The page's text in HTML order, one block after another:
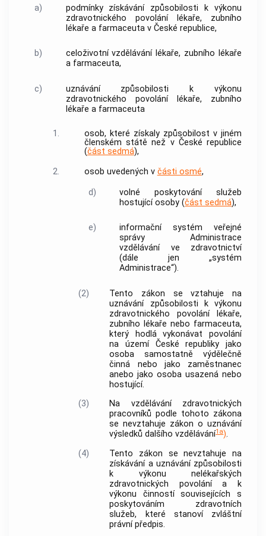
a)
podmínky získávání způsobilosti k výkonu
zdravotnického povolánílékaře, zubního
lékaře a farmaceuta v České republice,
b)
celoživotní vzdělávání lékaře, zubního lékaře
a farmaceuta,
c)
uznávání způsobilosti k výkonu
zdravotnického povolánílékaře, zubního
lékaře a farmaceuta
1.
osob, které získaly způsobilost v jiném
členském státě než v České republice
(část sedmá),
2.
osob uvedených v části osmé,
d)
volné poskytování služeb
hostující osoby (část sedmá),
e)
informační systém veřejné
správy Administrace
vzdělávání ve zdravotnictví
(dále jen „systém
Administrace“).
(2)
Tento zákon se vztahuje na
uznávání způsobilosti k výkonu
zdravotnického povolánílékaře,
zubního lékaře nebo farmaceuta,
který hodlá vykonávat povolání
na území České republiky jako
osoba samostatně výdělečně
činná nebo jako zaměstnanec
anebo jako osoba usazená nebo
hostující.
(3)
Na vzdělávání zdravotnických
pracovníků podle tohoto zákona
se nevztahuje zákon o uznávání
výsledků dalšího vzdělávání1a).
(4)
Tento zákon se nevztahuje na
získávání a uznávání způsobilosti
k výkonu nelékařských
zdravotnických povolánía k
výkonu činností souvisejících s
poskytováním zdravotních
služeb, které stanoví zvláštní
právní předpis.